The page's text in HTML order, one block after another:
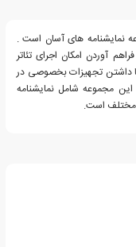
نمایشنامه های آسان است .
آوردن امکان اجرای تئاتر
یا داشتن تجهیزات بخصوصی در
مجموعه شامل نمایشنامه
مختلف است.